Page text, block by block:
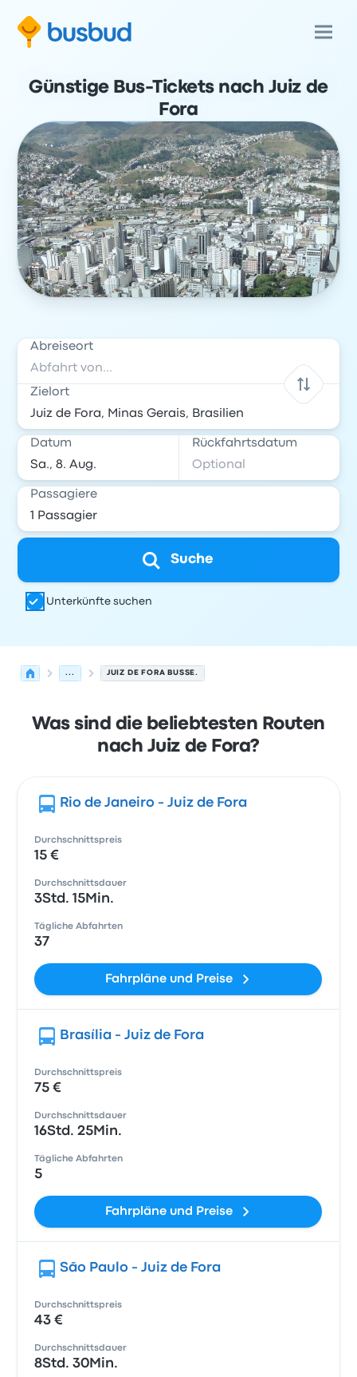
Günstige Bus-Tickets nach Juiz de
Fora
Abreiseort
Zielort
Datum Rückfahrtsdatum
Passagiere
Suche
Unterkünfte suchen
... JUIZ DE FORA BUSSE.
Was sind die beliebtesten Routen
nach Juiz de Fora?
Rio de Janeiro - Juiz de Fora
Durchschnittspreis
15 €
Durchschnittsdauer
3Std. 15Min.
Tägliche Abfahrten
37
Fahrpläne und Preise
Brasília - Juiz de Fora
Durchschnittspreis
75 €
Durchschnittsdauer
16Std. 25Min.
Tägliche Abfahrten
5
Fahrpläne und Preise
São Paulo - Juiz de Fora
Durchschnittspreis
43 €
Durchschnittsdauer
8Std. 30Min.